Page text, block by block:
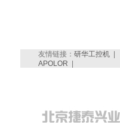
友情链接： 研华工控机|
APOLOR